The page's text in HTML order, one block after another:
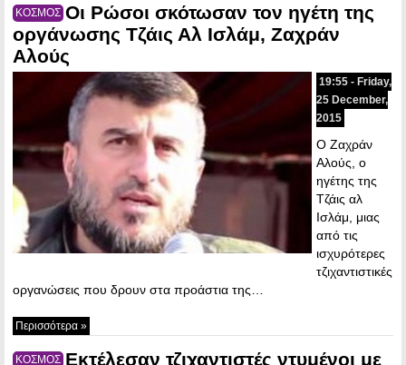
ΚΟΣΜΟΣ Οι Ρώσοι σκότωσαν τον ηγέτη της
οργάνωσης Τζάις Αλ Ισλάμ, Ζαχράν
Αλούς
19:55 - Friday,
25 December,
2015
Ο Ζαχράν
Αλούς, ο
ηγέτης της
Τζάις αλ
Ισλάμ, μιας
από τις
ισχυρότερες
τζιχαντιστικές
οργανώσεις που δρουν στα προάστια της…
Περισσότερα »
ΚΟΣΜΟΣ Εκτέλεσαν τζιχαντιστές ντυμένοι με